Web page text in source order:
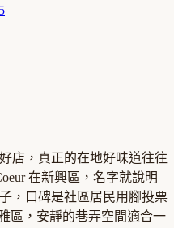
店，真正的在地好味道往往
在新興區，名字就說明
，口碑是社區居民用腳投票
區，安靜的巷弄空間適合一